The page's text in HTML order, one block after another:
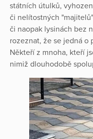
státních útulků,
či nelítostných
či naopak lysinách bez
rozeznat, že se jedná o
Někteří z mnoha, kteří
nimiž dlouhodobě